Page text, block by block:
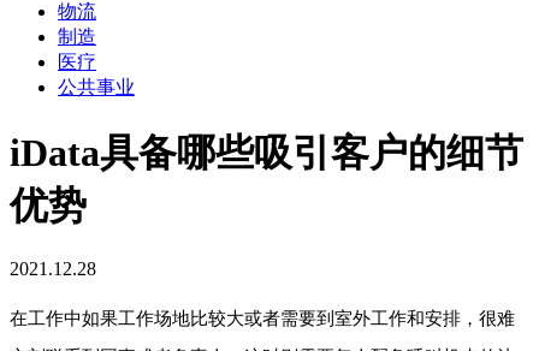
物流
制造
医疗
公共事业
iData具备哪些吸引客户的细节
优势
2021.12.28
在工作中如果工作场地比较大或者需要到室外工作和安排，很难